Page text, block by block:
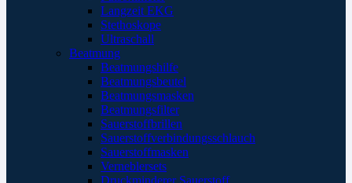
Langzeit EKG
Stethoskope
Ultraschall
Beatmung
Beatmungshilfe
Beatmungsbeutel
Beatmungsmasken
Beatmungsfilter
Sauerstoffbrillen
Sauerstoffverbindungsschlauch
Sauerstoffmasken
Verneblersets
Druckminderer Sauerstoff